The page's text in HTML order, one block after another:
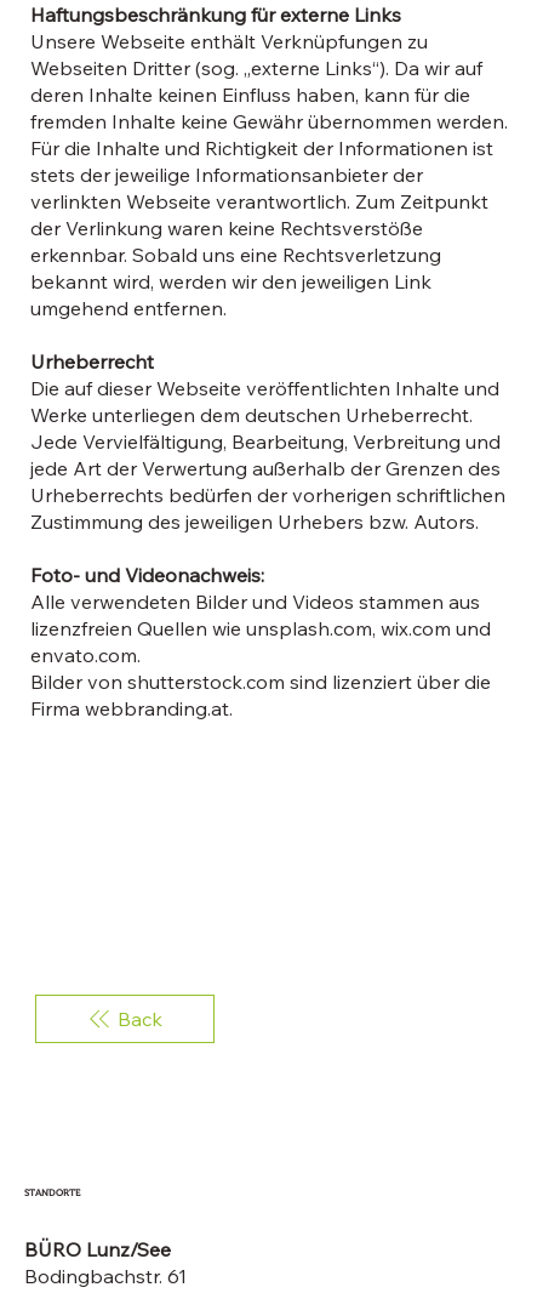
Haftungsbeschränkung für externe Links
Unsere Webseite enthält Verknüpfungen zu
Webseiten Dritter (sog. „externe Links“). Da wir auf
deren Inhalte keinen Einfluss haben, kann für die
fremden Inhalte keine Gewähr übernommen werden.
Für die Inhalte und Richtigkeit der Informationen ist
stets der jeweilige Informationsanbieter der
verlinkten Webseite verantwortlich. Zum Zeitpunkt
der Verlinkung waren keine Rechtsverstöße
erkennbar. Sobald uns eine Rechtsverletzung
bekannt wird, werden wir den jeweiligen Link
umgehend entfernen.
Urheberrecht
Die auf dieser Webseite veröffentlichten Inhalte und
Werke unterliegen dem deutschen Urheberrecht.
Jede Vervielfältigung, Bearbeitung, Verbreitung und
jede Art der Verwertung außerhalb der Grenzen des
Urheberrechts bedürfen der vorherigen schriftlichen
Zustimmung des jeweiligen Urhebers bzw. Autors.
Foto- und Videonachweis:
Alle verwendeten Bilder und Videos stammen aus
lizenzfreien Quellen wie unsplash.com, wix.com und
envato.com.
Bilder von shutterstock.com sind lizenziert über die
Firma webbranding.at.
Back
STANDORTE
BÜRO Lunz/See
Bodingbachstr. 61